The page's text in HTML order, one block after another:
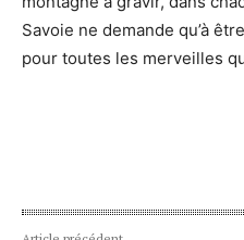
Savoie ne demande qu’à
pour toutes les merveilles